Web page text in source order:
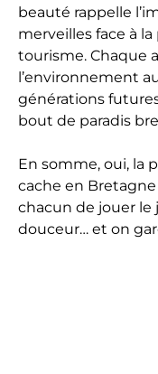
beauté rappelle
merveilles face à
tourisme. Chaque
l’environnement
générations
bout de paradis
En somme, oui, la
cache en Bretagne
chacun de jouer le
douceur… et on